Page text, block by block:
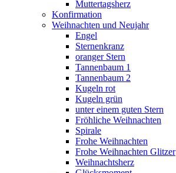
Muttertagsherz
Konfirmation
Weihnachten und Neujahr
Engel
Sternenkranz
oranger Stern
Tannenbaum 1
Tannenbaum 2
Kugeln rot
Kugeln grün
unter einem guten Stern
Fröhliche Weihnachten
Spirale
Frohe Weihnachten
Frohe Weihnachten Glitzer
Weihnachtsherz